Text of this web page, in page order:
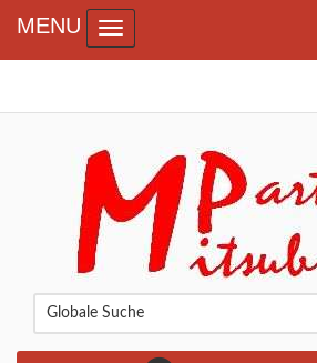
MENU Toggle navigation